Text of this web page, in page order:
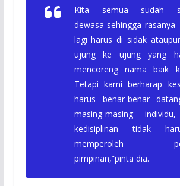
Kita semua sudah
dewasa sehingga
lagi harus di sidak
ujung ke ujung yang
mencoreng nama baik
Tetapi kami berharap
harus benar-benar
masing-masing
kedisiplinan tidak
memperoleh
pimpinan,”pinta dia.